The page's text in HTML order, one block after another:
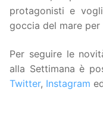
protagonisti e
goccia del mare
Per seguire le
alla Settimana è
Twitter, Instagram